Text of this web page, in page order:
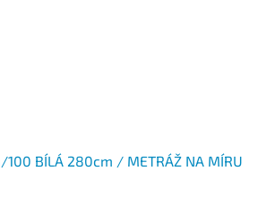
100 BÍLÁ 280cm / METRÁŽ NA MÍRU